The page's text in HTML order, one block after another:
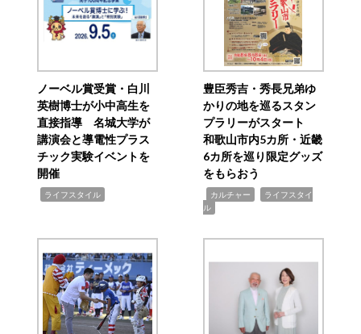
ノーベル賞受賞・白川
英樹博士が小中高生を
直接指導 名城大学が
講演会と導電性プラス
チック実験イベントを
開催
ライフスタイル
豊臣秀吉・秀長兄弟ゆ
かりの地を巡るスタン
プラリーがスタート
和歌山市内5カ所・近畿
6カ所を巡り限定グッズ
をもらおう
カルチャー
ライフスタイ
ル